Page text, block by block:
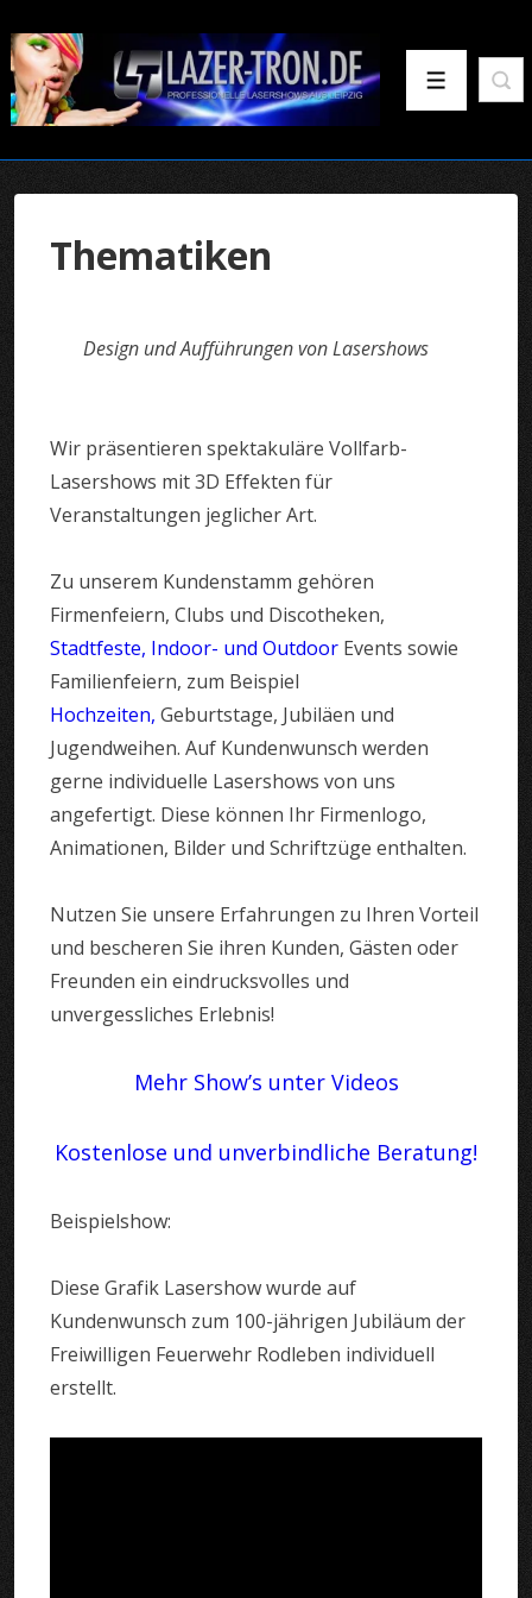
Zum
Inhalt
Menü
Thematiken
Design und Aufführungen von Lasershows
Wir präsentieren spektakuläre Vollfarb-
Lasershows mit 3D Effekten für
Veranstaltungen jeglicher Art.
Zu unserem Kundenstamm gehören
Firmenfeiern, Clubs und Discotheken,
Stadtfeste, Indoor- und Outdoor Events sowie
Familienfeiern, zum Beispiel
Hochzeiten, Geburtstage, Jubiläen und
Jugendweihen. Auf Kundenwunsch werden
gerne individuelle Lasershows von uns
angefertigt. Diese können Ihr Firmenlogo,
Animationen, Bilder und Schriftzüge enthalten.
Nutzen Sie unsere Erfahrungen zu Ihren Vorteil
und bescheren Sie ihren Kunden, Gästen oder
Freunden ein eindrucksvolles und
unvergessliches Erlebnis!
Mehr Show’s unter Videos
Kostenlose und unverbindliche Beratung!
Beispielshow:
Diese Grafik Lasershow wurde auf
Kundenwunsch zum 100-jährigen Jubiläum der
Freiwilligen Feuerwehr Rodleben individuell
erstellt.